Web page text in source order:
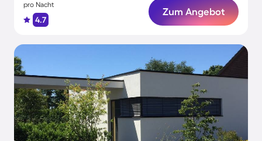
pro Nacht
4.7
Zum Angebot